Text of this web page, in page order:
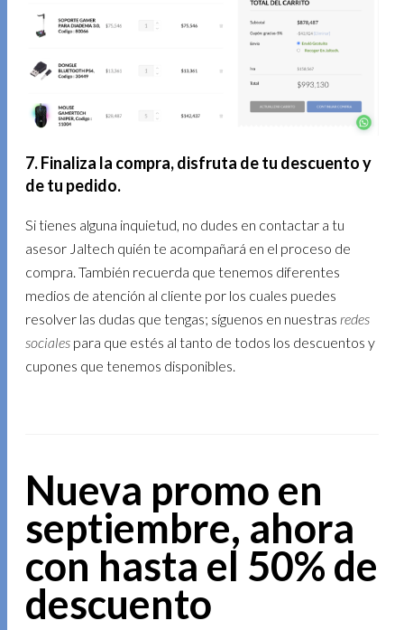
7. Finaliza la compra, disfruta de tu descuento y
de tu pedido.
Si tienes alguna inquietud, no dudes en contactar a tu
asesor Jaltech quién te acompañará en el proceso de
compra. También recuerda que tenemos diferentes
medios de atención al cliente por los cuales puedes
resolver las dudas que tengas; síguenos en nuestras redes
sociales para que estés al tanto de todos los descuentos y
cupones que tenemos disponibles.
Nueva promo en
septiembre, ahora
con hasta el 50% de
descuento